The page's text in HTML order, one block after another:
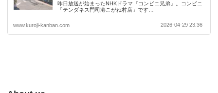
昨日放送が始まったNHKドラマ『コンビニ兄弟』。コンビニ
「テンダネス門司港こがね村店」です…
www.kuroji-kanban.com 2026-04-29 23:36